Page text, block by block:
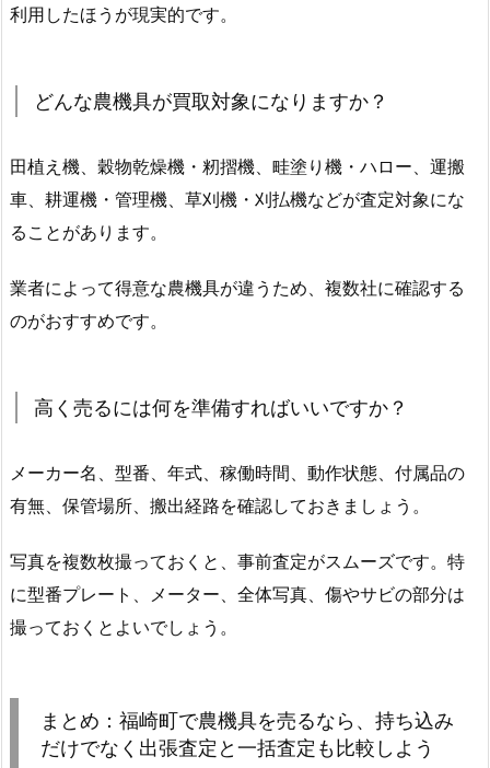
利用したほうが現実的です。
どんな農機具が買取対象になりますか？
田植え機、穀物乾燥機・籾摺機、畦塗り機・ハロー、運搬
車、耕運機・管理機、草刈機・刈払機などが査定対象にな
ることがあります。
業者によって得意な農機具が違うため、複数社に確認する
のがおすすめです。
高く売るには何を準備すればいいですか？
メーカー名、型番、年式、稼働時間、動作状態、付属品の
有無、保管場所、搬出経路を確認しておきましょう。
写真を複数枚撮っておくと、事前査定がスムーズです。特
に型番プレート、メーター、全体写真、傷やサビの部分は
撮っておくとよいでしょう。
まとめ：福崎町で農機具を売るなら、持ち込み
だけでなく出張査定と一括査定も比較しよう